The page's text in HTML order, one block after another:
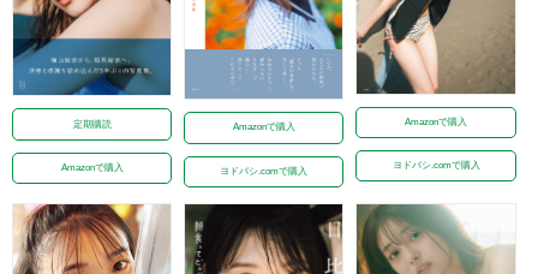
定期購読
Amazonで購入
Amazonで購入
ヨドバシ.comで購入
Amazonで購入
ヨドバシ.comで購入